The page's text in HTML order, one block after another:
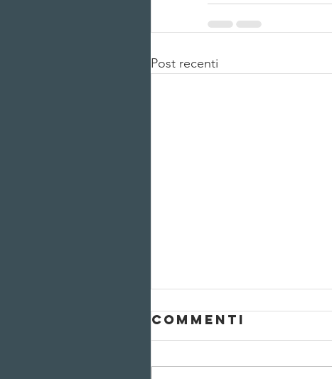
Post recenti
Commenti